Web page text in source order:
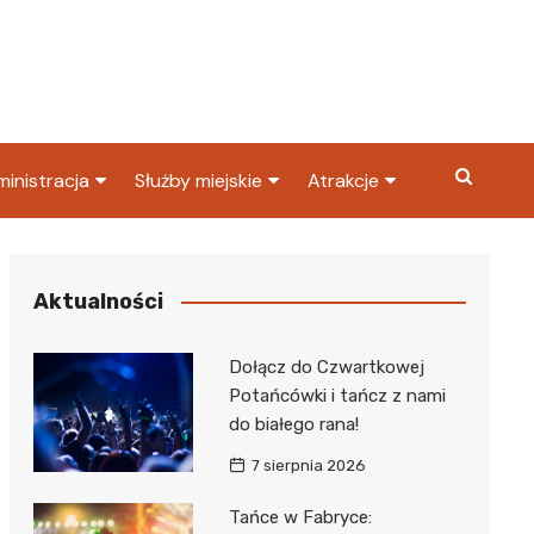
Skarbowy
Służby miejskie
Policja
Atrakcje
Aktualności
Dołącz do Czwartkowej
Potańcówki i tańcz z nami
do białego rana!
7 sierpnia 2026
Tańce w Fabryce: